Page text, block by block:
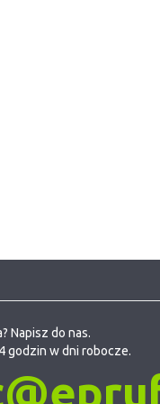
Napisz do nas.
godzin w dni robocze.